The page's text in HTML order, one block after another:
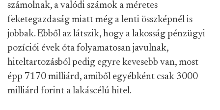
számolnak, a valódi számok a méretes
feketegazdaság miatt még a lenti összképnél is
jobbak. Ebből az látszik, hogy a lakosság pénzügyi
pozíciói évek óta folyamatosan javulnak,
hiteltartozásból pedig egyre kevesebb van, most
épp 7170 milliárd, amiből egyébként csak 3000
milliárd forint a lakáscélú hitel.